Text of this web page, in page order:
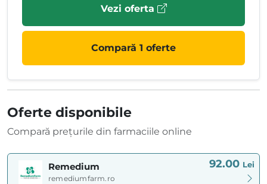
Vezi oferta
Compară 1 oferte
Oferte disponibile
Compară prețurile din farmaciile online
Remedium
remediumfarm.ro
92.00 Lei